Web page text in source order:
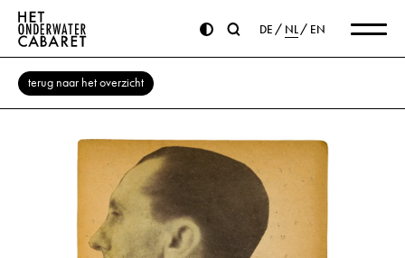
DE NL EN
terug naar het overzicht